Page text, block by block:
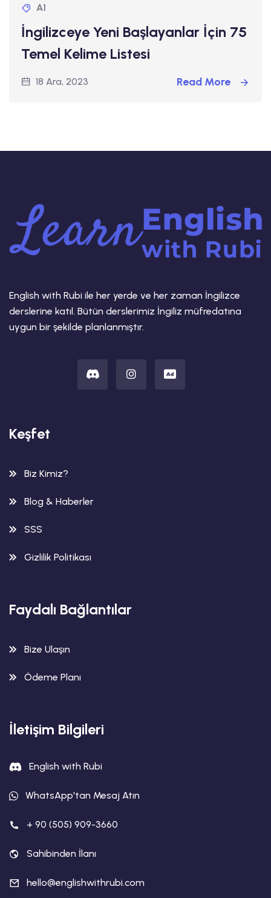
A1
İngilizceye Yeni Başlayanlar İçin 75
Temel Kelime Listesi
18 Ara, 2023 Read More
English with Rubi ile her yerde ve her zaman İngilizce
derslerine katıl. Bütün derslerimiz İngiliz müfredatına
uygun bir şekilde planlanmıştır.
Keşfet
Biz Kimiz?
Blog & Haberler
SSS
Gizlilik Politikası
Faydalı Bağlantılar
Bize Ulaşın
Ödeme Planı
İletişim Bilgileri
English with Rubi
WhatsApp'tan Mesaj Atın
+ 90 (505) 909-3660
Sahibinden İlanı
hello@englishwithrubi.com